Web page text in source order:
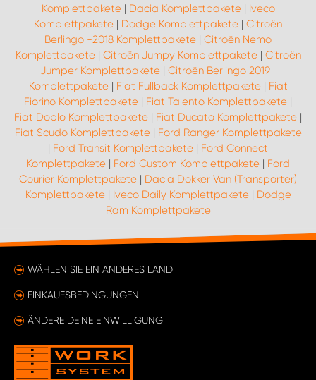
Komplettpakete| Dacia Komplettpakete| Iveco
Komplettpakete | Dodge Komplettpakete | Citroën
Berlingo -2018 Komplettpakete | Citroën Nemo
Komplettpakete| Citroën Jumpy Komplettpakete| Citroën
Jumper Komplettpakete | Citroën Berlingo 2019-
Komplettpakete| Fiat Fullback Komplettpakete| Fiat
Fiorino Komplettpakete | Fiat Talento Komplettpakete |
Fiat Doblo Komplettpakete | Fiat Ducato Komplettpakete |
Fiat Scudo Komplettpakete| Ford Ranger Komplettpakete
| Ford Transit Komplettpakete | Ford Connect
Komplettpakete | Ford Custom Komplettpakete | Ford
Courier Komplettpakete | Dacia Dokker Van (Transporter)
Komplettpakete| Iveco Daily Komplettpakete| Dodge
Ram Komplettpakete
WÄHLEN SIE EIN ANDERES LAND
EINKAUFSBEDINGUNGEN
ÄNDERE DEINE EINWILLIGUNG